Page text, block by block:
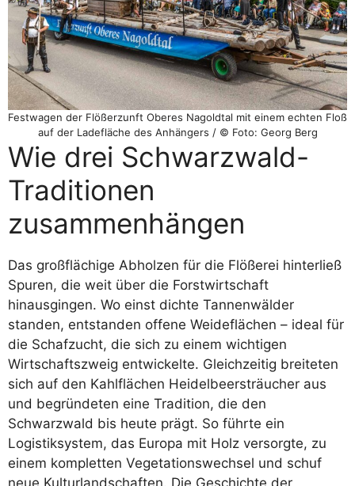
Festwagen der Flößerzunft Oberes Nagoldtal mit einem echten Floß
auf der Ladefläche des Anhängers / © Foto: Georg Berg
Wie drei Schwarzwald-
Traditionen
zusammenhängen
Das großflächige Abholzen für die Flößerei hinterließ
Spuren, die weit über die Forstwirtschaft
hinausgingen. Wo einst dichte Tannenwälder
standen, entstanden offene Weideflächen – ideal für
die Schafzucht, die sich zu einem wichtigen
Wirtschaftszweig entwickelte. Gleichzeitig breiteten
sich auf den Kahlflächen Heidelbeersträucher aus
und begründeten eine Tradition, die den
Schwarzwald bis heute prägt. So führte ein
Logistiksystem, das Europa mit Holz versorgte, zu
einem kompletten Vegetationswechsel und schuf
neue Kulturlandschaften. Die Geschichte der